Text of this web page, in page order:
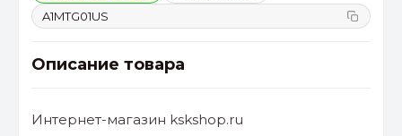
A1MTG01US
Описание товара
Интернет-магазин kskshop.ru